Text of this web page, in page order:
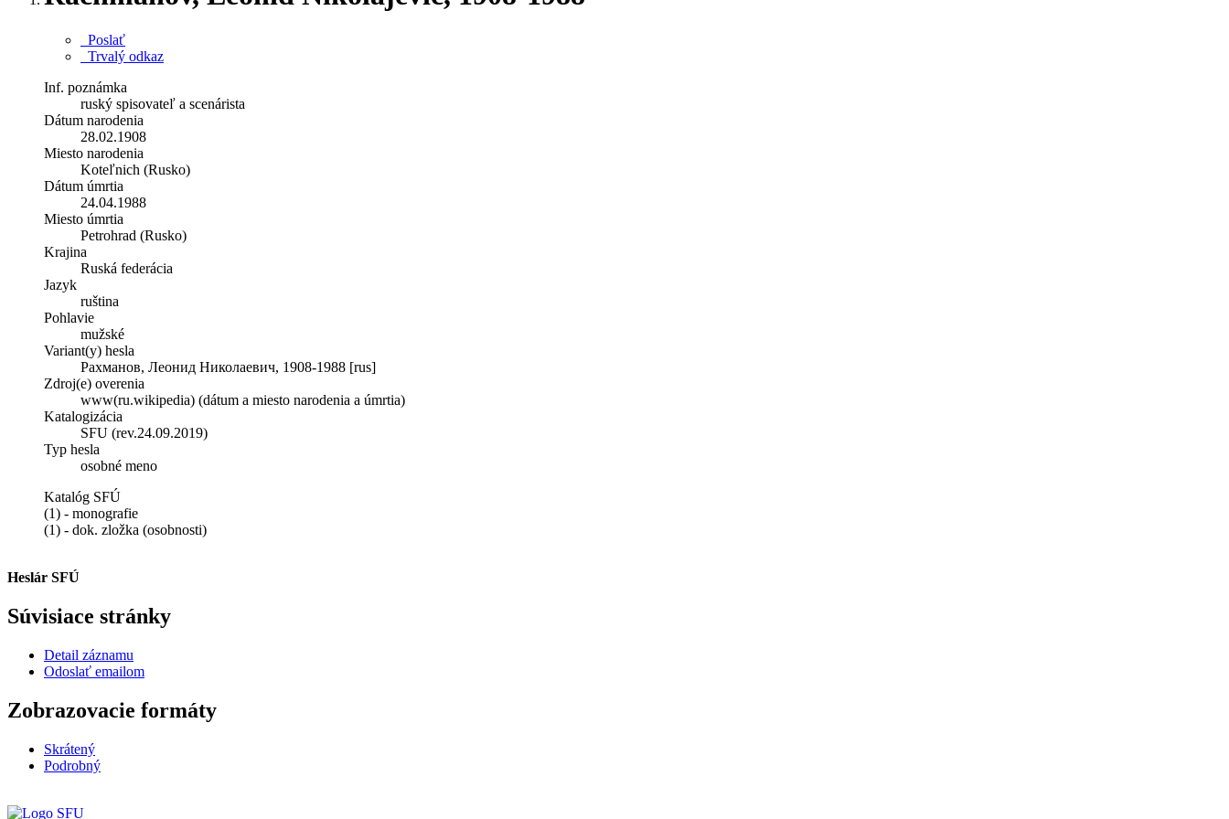
Poslať
Trvalý odkaz
Inf. poznámka
ruský spisovateľ a scenárista
Dátum narodenia
28.02.1908
Miesto narodenia
Koteľnich (Rusko)
Dátum úmrtia
24.04.1988
Miesto úmrtia
Petrohrad (Rusko)
Krajina
Ruská federácia
Jazyk
ruština
Pohlavie
mužské
Variant(y) hesla
Рахманов, Леонид Николаевич, 1908-1988 [rus]
Zdroj(e) overenia
www(ru.wikipedia) (dátum a miesto narodenia a úmrtia)
Katalogizácia
SFU (rev.24.09.2019)
Typ hesla
osobné meno
Katalóg SFÚ
(1) - monografie
(1) - dok. zložka (osobnosti)
Heslár SFÚ
Súvisiace stránky
Detail záznamu
Odoslať emailom
Zobrazovacie formáty
Skrátený
Podrobný